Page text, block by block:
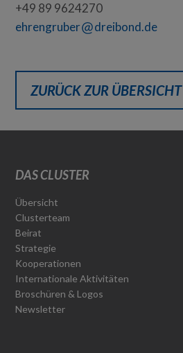
+49 89 9624270
ehrengruber
dreibond.de
ZURÜCK ZUR ÜBERSICHT
DAS CLUSTER
Übersicht
Clusterteam
Beirat
Strategie
Kooperationen
Internationale Aktivitäten
Broschüren & Logos
Newsletter